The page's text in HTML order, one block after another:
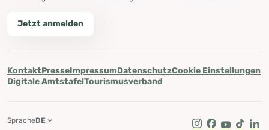
Jetzt anmelden
KontaktPresseImpressumDatenschutzCookie Einstellungen
Digitale AmtstafelTourismusverband
Instagram
Facebook
Youtube
Tik Tok
SpracheDE